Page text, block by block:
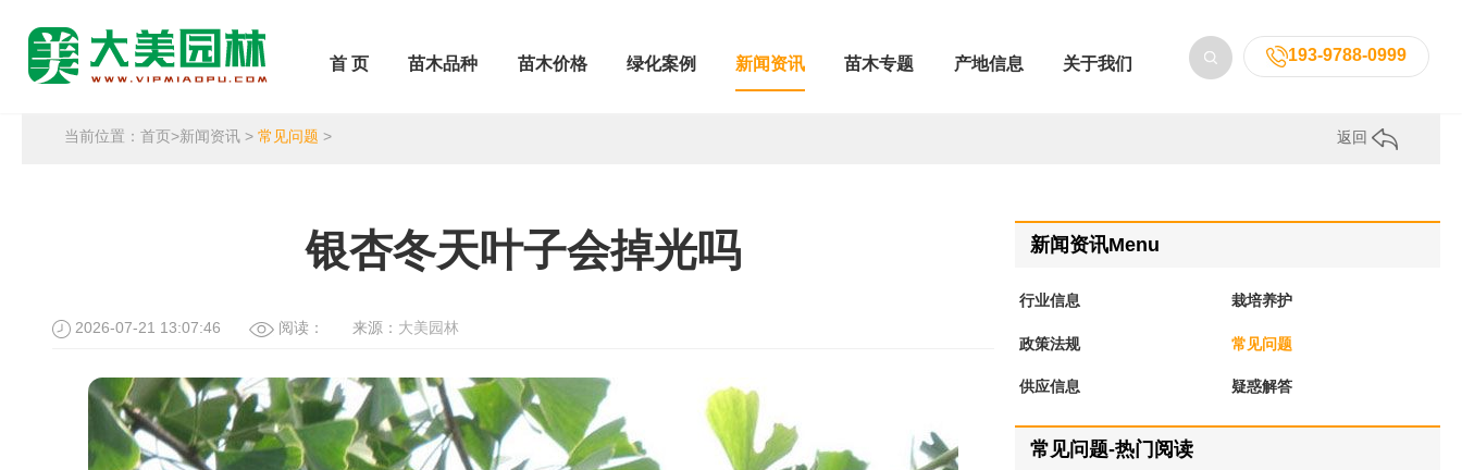
193-9788-0999
首 页 苗木品种 苗木价格 绿化案例 新闻资讯 苗木专题 产地信息 关于我们
当前位置：首页>新闻资讯 >常见问题 > 返回
银杏冬天叶子会掉光吗
2026-07-21 13:07:46 阅读： 来源： 大美园林
新闻资讯Menu
行业信息 栽培养护
政策法规 常见问题
供应信息 疑惑解答
常见问题-热门阅读